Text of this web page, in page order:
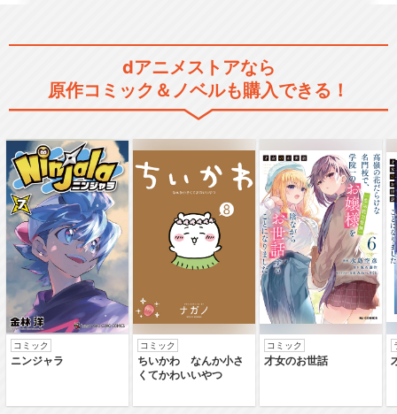
dアニメストアなら
原作コミック＆ノベルも購入できる！
コミック
ニンジャラ
コミック
ちいかわ なんか小さ
くてかわいいやつ
コミック
才女のお世話